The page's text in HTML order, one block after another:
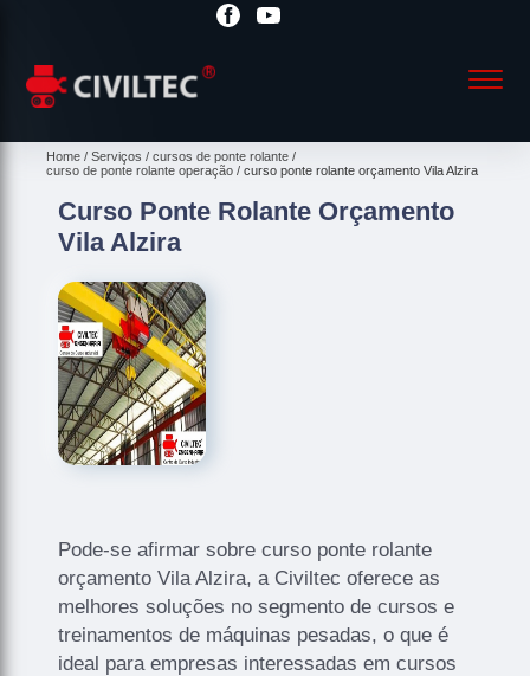
Home Serviços
cursos de ponte rolante
curso de ponte rolante operação
curso ponte rolante orçamento Vila Alzira
Curso Ponte Rolante Orçamento
Vila Alzira
Pode-se afirmar sobre curso ponte rolante
orçamento Vila Alzira, a Civiltec oferece as
melhores soluções no segmento de cursos e
treinamentos de máquinas pesadas, o que é
ideal para empresas interessadas em cursos